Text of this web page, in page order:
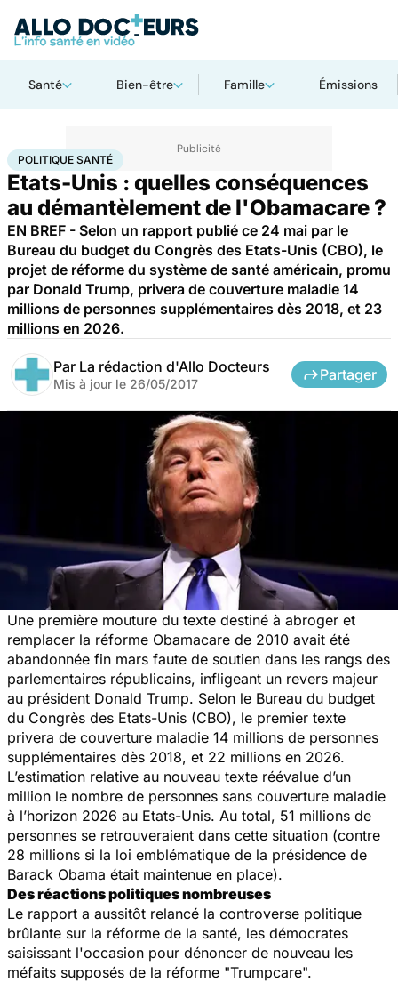
Santé Bien-être Famille Émissions
AccueilSantéSociété Santé publiquePolitique santé
POLITIQUE SANTÉ
Etats-Unis : quelles conséquences
au démantèlement de l'Obamacare ?
EN BREF - Selon un rapport publié ce 24 mai par le
Bureau du budget du Congrès des Etats-Unis (CBO), le
projet de réforme du système de santé américain, promu
par Donald Trump, privera de couverture maladie 14
millions de personnes supplémentaires dès 2018, et 23
millions en 2026.
Par La rédaction d'Allo Docteurs
Mis à jour le 26/05/2017
Partager
Une première mouture du texte destiné à abroger et
remplacer la réforme Obamacare de 2010 avait été
abandonnée fin mars faute de soutien dans les rangs des
parlementaires républicains, infligeant un revers majeur
au président Donald Trump. Selon le Bureau du budget
du Congrès des Etats-Unis (CBO), le premier texte
privera de couverture maladie 14 millions de personnes
supplémentaires dès 2018, et 22 millions en 2026.
L’estimation relative au nouveau texte réévalue d’un
million le nombre de personnes sans couverture maladie
à l’horizon 2026 au Etats-Unis. Au total, 51 millions de
personnes se retrouveraient dans cette situation (contre
28 millions si la loi emblématique de la présidence de
Barack Obama était maintenue en place).
Des réactions politiques nombreuses
Le rapport a aussitôt relancé la controverse politique
brûlante sur la réforme de la santé, les démocrates
saisissant l'occasion pour dénoncer de nouveau les
méfaits supposés de la réforme "Trumpcare".